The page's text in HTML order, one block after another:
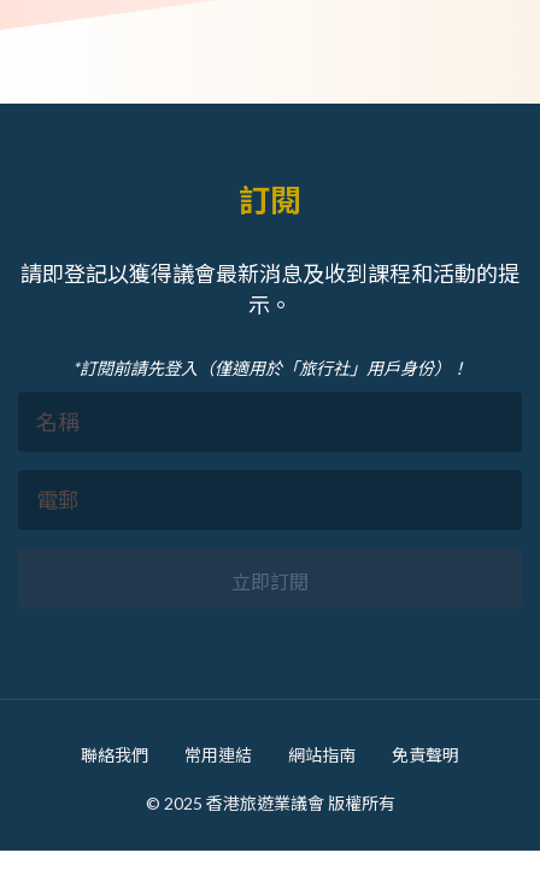
訂閱
請即登記以獲得議會最新消息及收到課程和活動的提
示。
*訂閱前請先登入（僅適用於「旅行社」用戶身份）！
立即訂閱
© 2025 香港旅遊業議會 版權所有
聯絡我們 常用連結 網站指南 免責聲明